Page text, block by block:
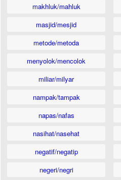
makhluk/mahluk
masjid/mesjid
metode/metoda
menyolok/mencolok
miliar/milyar
nampak/tampak
napas/nafas
nasihat/nasehat
negatif/negatip
negeri/negri